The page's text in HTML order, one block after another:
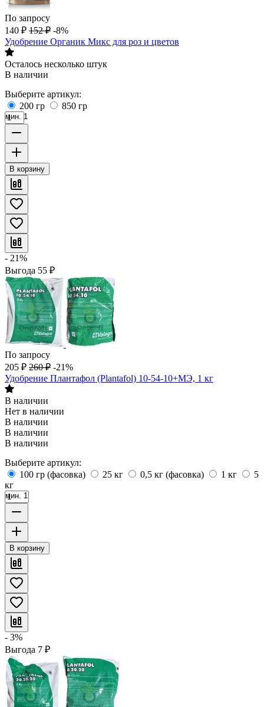
По запросу
140 ₽ 152 ₽ -8%
Удобрение Органик Микс для роз и цветов
Осталось несколько штук
В наличии
Выберите артикул:
200 гр
850 гр
мин. 1
В корзину
- 21%
Выгода 55 ₽
По запросу
205 ₽ 260 ₽ -21%
Удобрение Плантафол (Plantafol) 10-54-10+МЭ, 1 кг
В наличии
Нет в наличии
В наличии
В наличии
В наличии
Выберите артикул:
100 гр (фасовка)
25 кг 0,5 кг (фасовка) 1 кг
5
кг
мин. 1
В корзину
- 3%
Выгода 7 ₽